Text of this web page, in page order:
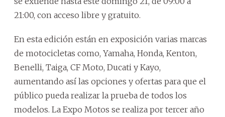
21:00, con acceso libre y gratuito.
En esta edición están en exposición varias marcas
de motocicletas como, Yamaha, Honda, Kenton,
Benelli, Taiga, CF Moto, Ducati y Kayo,
aumentando así las opciones y ofertas para que el
público pueda realizar la prueba de todos los
modelos. La Expo Motos se realiza por tercer año